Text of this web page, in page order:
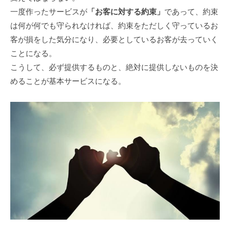
一度作ったサービスが 「お客に対する約束」 であって、約束
は何が何でも守られなければ、約束をただしく守っているお
客が損をした気分になり、必要としているお客が去っていく
ことになる。
こうして、必ず提供するものと、絶対に提供しないものを決
めることが基本サービスになる。